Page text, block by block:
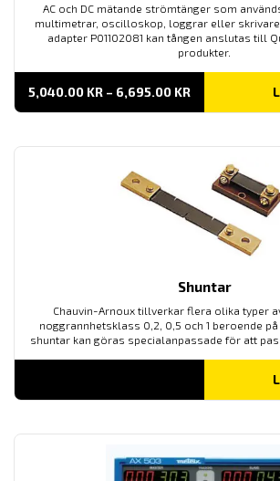
AC och DC mätande strömtänger som
multimetrar, oscilloskop, loggrar eller skrivare.
adapter P01102081 kan tången anslutas till
produkter.
5,040.00 KR – 6,695.00 KR
TILL
Shuntar
Chauvin-Arnoux tillverkar flera olika typer
noggrannhetsklass 0,2, 0,5 och 1 beroende
shuntar kan göras specialanpassade för att